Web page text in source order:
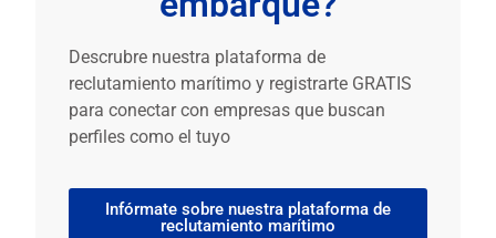
Descrubre nuestra plataforma de
reclutamiento marítimo y registrarte GRATIS
para conectar con empresas que buscan
perfiles como el tuyo
Infórmate sobre nuestra plataforma de
reclutamiento marítimo